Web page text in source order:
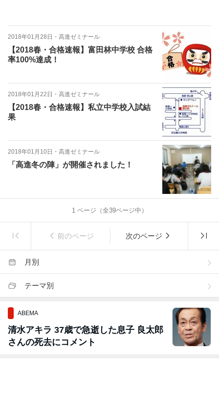
2018年01月28日 ・ 高進ゼミナール
【2018春・合格速報】富田林中学校 合格
率100%達成！
2018年01月22日 ・ 高進ゼミナール
【2018春・合格速報】私立中学校入試結
果
2018年01月10日 ・ 高進ゼミナール
「高進冬の陣」が開催されました！
1ページ（全39ページ中）
前のページ 次のページ
月別
テーマ別
ABEMA
清水アキラ 37歳で急逝した息子 良太郎
さんの死去にコメント